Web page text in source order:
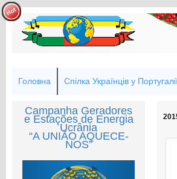
Головна Спілка Українців у
Campanha Geradores
e Estações de Energia
Ucrânia
“A UNIÃO AQUECE-
NOS”